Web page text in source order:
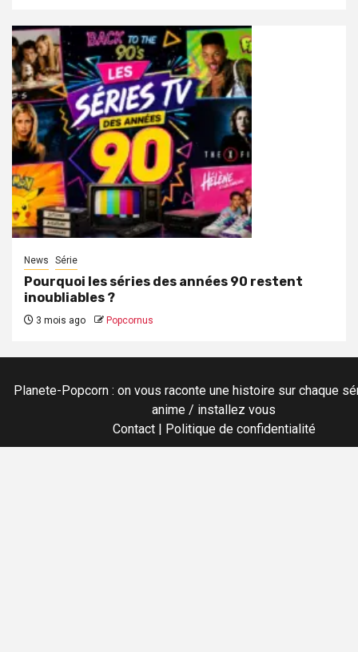
News Série
Pourquoi les séries des années 90 restent
inoubliables ?
3 mois ago Popcornus
Planete-Popcorn : on vous raconte une histoire sur chaque
anime / installez vous
Contact| Politique de confidentialité